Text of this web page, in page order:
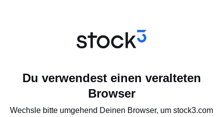
Du verwendest einen veralteten
Browser
Wechsle bitte umgehend Deinen Browser, um stock3.com